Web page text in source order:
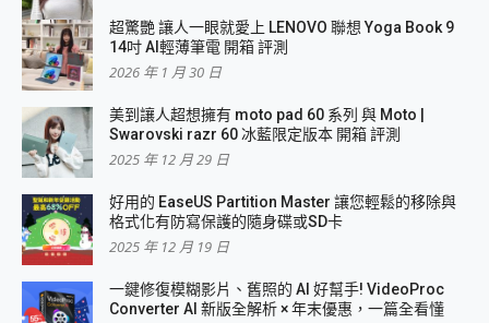
超驚艷 讓人一眼就愛上 LENOVO 聯想 Yoga Book 9
14吋 AI輕薄筆電 開箱 評測
2026 年 1 月 30 日
美到讓人超想擁有 moto pad 60 系列 與 Moto |
Swarovski razr 60 冰藍限定版本 開箱 評測
2025 年 12 月 29 日
好用的 EaseUS Partition Master 讓您輕鬆的移除與
格式化有防寫保護的隨身碟或SD卡
2025 年 12 月 19 日
一鍵修復模糊影片、舊照的 AI 好幫手! VideoProc
Converter AI 新版全解析 × 年末優惠，一篇全看懂